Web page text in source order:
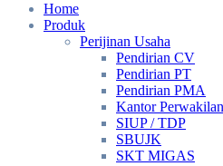
Home
Produk
Perijinan Usaha
Pendirian CV
Pendirian PT
Pendirian PMA
Kantor
SIUP / TDP
SBUJK
SKT MIGAS